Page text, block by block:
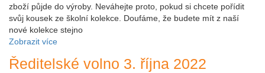
zboží půjde do výroby. Neváhejte proto, pokud si chcete pořídit
svůj kousek ze školní kolekce. Doufáme, že budete mít z naší
nové kolekce stejno
Zobrazit více
Ředitelské volno 3. října 2022